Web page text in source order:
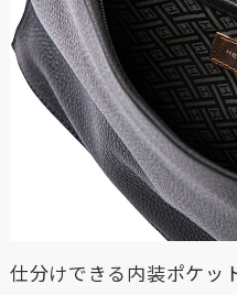
仕分けできる内装ポケッ